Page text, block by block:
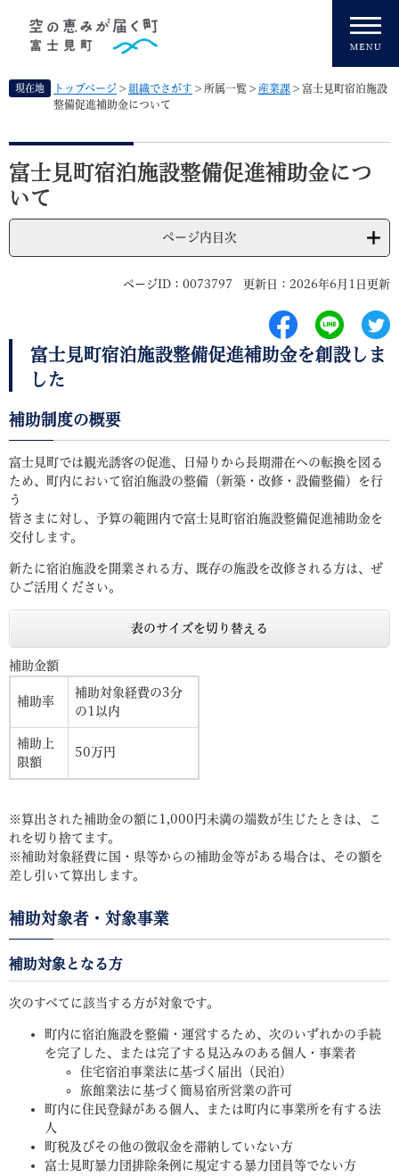
先
す
現在地 トップページ > 組織でさがす > 所属一覧 > 産業課 > 富士見町宿泊施設
整備促進補助金について
本
文
富士見町宿泊施設整備促進補助金につ
いて
ページ内目次
ページID：0073797 更新日：2026年6月1日更新
富士見町宿泊施設整備促進補助金を創設しま
した
補助制度の概要
富士見町では観光誘客の促進、日帰りから長期滞在への転換を図る
ため、町内において宿泊施設の整備（新築・改修・設備整備）を行
う
皆さまに対し、予算の範囲内で富士見町宿泊施設整備促進補助金を
交付します。
新たに宿泊施設を開業される方、既存の施設を改修される方は、ぜ
ひご活用ください。
表のサイズを切り替える
補助金額
補助率
補助対象経費の3分
の1以内
補助上
限額
50万円
※算出された補助金の額に1,000円未満の端数が生じたときは、こ
れを切り捨てます。
※補助対象経費に国・県等からの補助金等がある場合は、その額を
差し引いて算出します。
補助対象者・対象事業
補助対象となる方
次のすべてに該当する方が対象です。
町内に宿泊施設を整備・運営するため、次のいずれかの手続
を完了した、または完了する見込みのある個人・事業者
住宅宿泊事業法に基づく届出（民泊）
旅館業法に基づく簡易宿所営業の許可
町内に住民登録がある個人、または町内に事業所を有する法
人
町税及びその他の徴収金を滞納していない方
富士見町暴力団排除条例に規定する暴力団員等でない方